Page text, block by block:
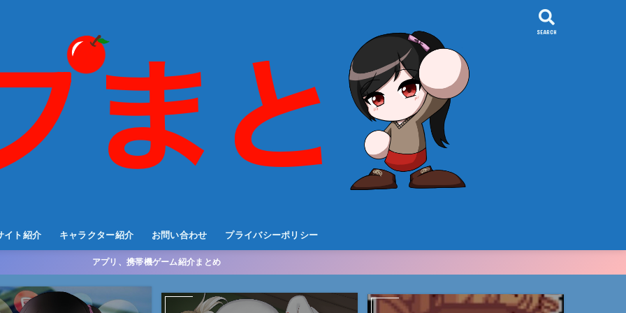
イト紹介 キャラクター紹介 お問い合わせ プライバシーポリシー
SEARCH
アプリ、携帯機ゲーム紹介まとめ